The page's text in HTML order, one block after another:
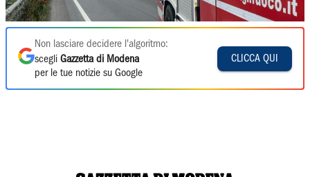
Non lasciare decidere l'algoritmo:
scegli Gazzetta di Modena
per le tue notizie su Google
CLICCA QUI